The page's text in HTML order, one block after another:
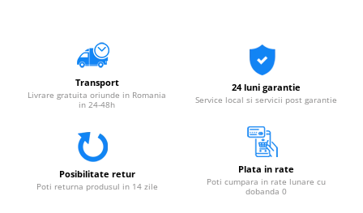
Transport
Livrare gratuita oriunde in Romania
in 24-48h
24 luni garantie
Service local si servicii post garantie
Posibilitate retur
Poti returna produsul in 14 zile
Plata in rate
Poti cumpara in rate lunare cu
dobanda 0